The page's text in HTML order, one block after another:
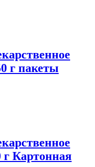
г пакеты
г Картонная